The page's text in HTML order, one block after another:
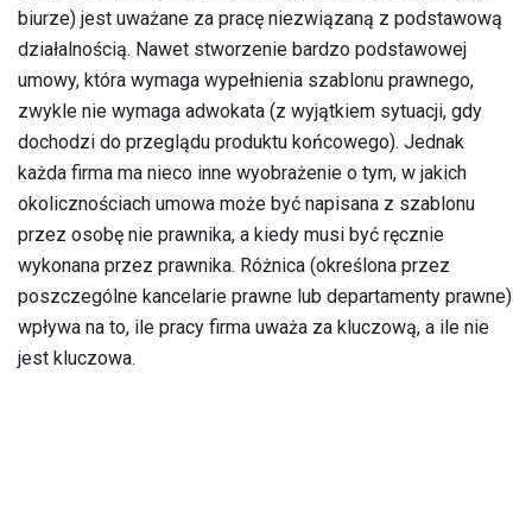
biurze) jest uważane za pracę niezwiązaną z podstawową
działalnością. Nawet stworzenie bardzo podstawowej
umowy, która wymaga wypełnienia szablonu prawnego,
zwykle nie wymaga adwokata (z wyjątkiem sytuacji, gdy
dochodzi do przeglądu produktu końcowego). Jednak
każda firma ma nieco inne wyobrażenie o tym, w jakich
okolicznościach umowa może być napisana z szablonu
przez osobę nie prawnika, a kiedy musi być ręcznie
wykonana przez prawnika. Różnica (określona przez
poszczególne kancelarie prawne lub departamenty prawne)
wpływa na to, ile pracy firma uważa za kluczową, a ile nie
jest kluczowa.